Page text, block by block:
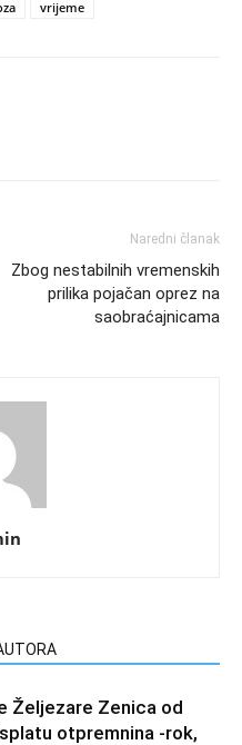
vrijeme
Naredni članak
Zbog nestabilnih vremenskih
prilika pojačan oprez na
saobraćajnicama
Željezare Zenica od
otpremnina -rok,